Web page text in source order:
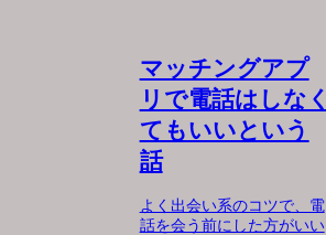
マッチングアプ
リで電話はしなく
てもいいという
話
よく出会い系のコツで、電
話を会う前にした方がいい